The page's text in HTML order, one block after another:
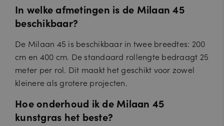
In welke afmetingen is de Milaan 45
beschikbaar?
De Milaan 45 is beschikbaar in twee breedtes: 200
cm en 400 cm. De standaard rollengte bedraagt 25
meter per rol. Dit maakt het geschikt voor zowel
kleinere als grotere projecten.
Hoe onderhoud ik de Milaan 45
kunstgras het beste?
n
dl
y.
c
m
__cfruid
C
lo
u
d
r
e
In
S
ss
Cookie geassocieerd met sites die
CloudFlare gebruiken, gebruikt om
vertrouwd webverkeer te